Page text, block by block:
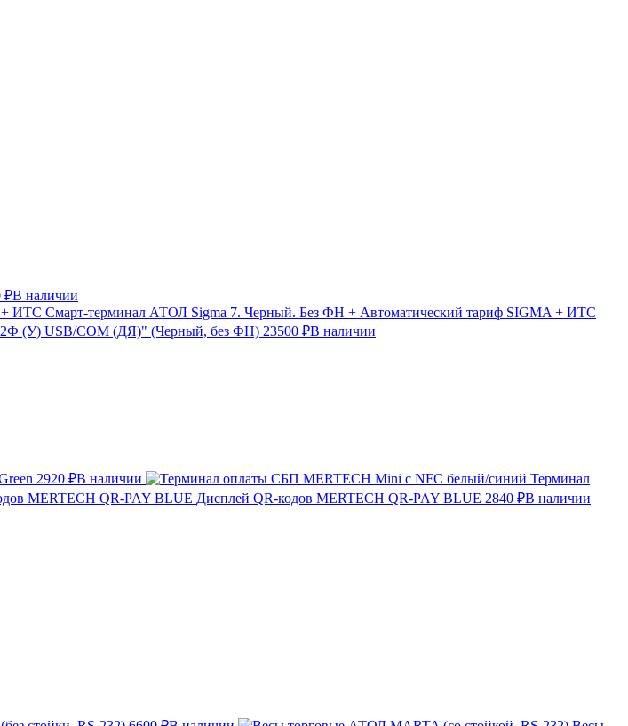
₽В наличии
Смарт-терминал АТОЛ Sigma 7. Черный. Без ФН + Автоматический тариф SIGMA + ИТС
(У) USB/COM (ДЯ)" (Черный, без ФН) 23500 ₽В наличии
2920 ₽В наличии
Терминал
Дисплей QR-кодов MERTECH QR-PAY BLUE 2840 ₽В наличии